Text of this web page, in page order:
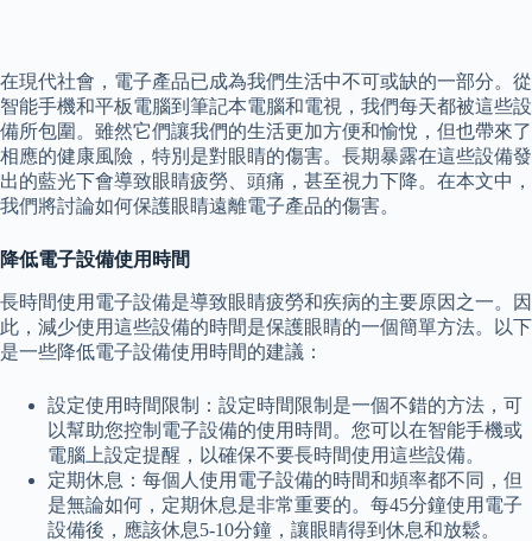
在現代社會，電子產品已成為我們生活中不可或缺的一部分。從
智能手機和平板電腦到筆記本電腦和電視，我們每天都被這些設
備所包圍。雖然它們讓我們的生活更加方便和愉悅，但也帶來了
相應的健康風險，特別是對眼睛的傷害。長期暴露在這些設備發
出的藍光下會導致眼睛疲勞、頭痛，甚至視力下降。在本文中，
我們將討論如何保護眼睛遠離電子產品的傷害。
降低電子設備使用時間
長時間使用電子設備是導致眼睛疲勞和疾病的主要原因之一。因
此，減少使用這些設備的時間是保護眼睛的一個簡單方法。以下
是一些降低電子設備使用時間的建議：
設定使用時間限制：設定時間限制是一個不錯的方法，可
以幫助您控制電子設備的使用時間。您可以在智能手機或
電腦上設定提醒，以確保不要長時間使用這些設備。
定期休息：每個人使用電子設備的時間和頻率都不同，但
是無論如何，定期休息是非常重要的。每45分鐘使用電子
設備後，應該休息5-10分鐘，讓眼睛得到休息和放鬆。